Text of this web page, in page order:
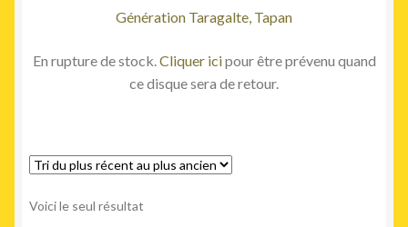
Génération Taragalte, Tapan
En rupture de stock. Cliquer icipour être prévenu quand
ce disque sera de retour.
Voici le seul résultat